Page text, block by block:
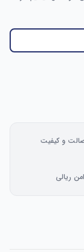
و کیفیت
ریالی